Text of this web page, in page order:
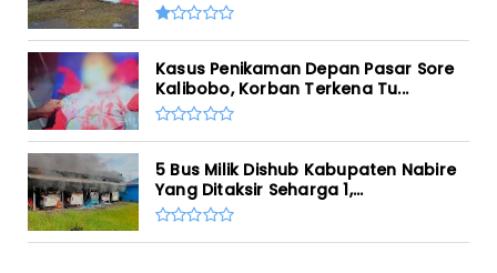
Kasus Penikaman Depan Pasar Sore
Kalibobo, Korban Terkena Tu...
5 Bus Milik Dishub Kabupaten Nabire
Yang Ditaksir Seharga 1,...